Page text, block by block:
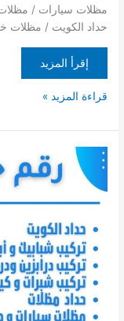
مظلات سيارات /
حداد الكويت / مظلات
إقرأ المزيد
قراءة المزيد »
حداد
مظلات
/
كيربي/
سيارات
مظلات
حدائق
مظلات